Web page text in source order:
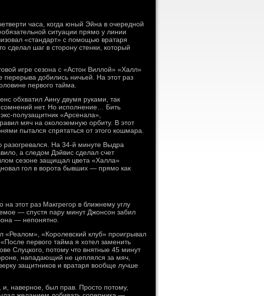
часа, когда юный Эйна в очередной
ситуации прямо у линии
«стандарт» с помощью вратаря
шаг в сторону стенки, который
игре сезона с «Астон Виллой» «Халл»
добились ничьей. На этот раз
первого тайма.
обхватил Аину двумя руками, так
сомнений нет. Но исполнение… Бить
полузащитник «Арсенала»,
мяч на околоземную орбиту. В этот
пытался спрятаться от этого кошмара.
разогревался. На 34-й минуте Выдра
а следом Дэйвис сделал счет
сезоне защищал цвета «Халла»
гол в ворота бывших — прямо как
этот раз Макгрегор в ближнему углу
— спустя пару минут Джонсон забил
— непонятно.
«Реалом», «Королевский клуб» проигрывал
первого тайма я хотел заменить
Слуцкого, потому что внятные 45 минут
нападающий не цеплялся за мяч,
защитников и вратаря вообще лучше
наверное, был прав. Просто потому,